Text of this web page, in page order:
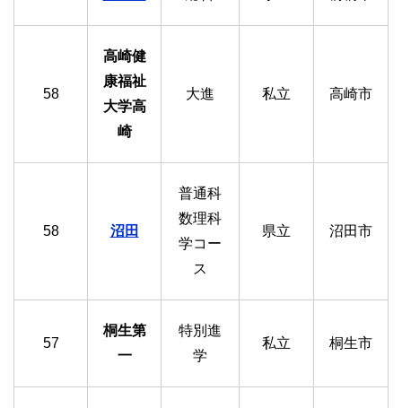
58
高崎健
康福祉
大学高
崎
大進 私立 高崎市
58 沼田
普通科
数理科
学コー
ス
県立 沼田市
57
桐生第
一
特別進
学
私立 桐生市